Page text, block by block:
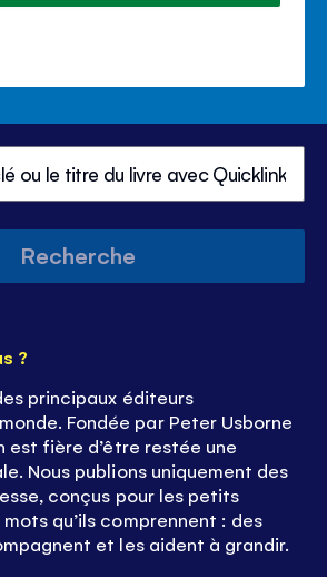
Recherche
?
principaux éditeurs
Fondée par Peter Usborne
est fière d’être restée une
Nous publions uniquement des
conçus pour les petits
qu’ils comprennent : des
et les aident à grandir.